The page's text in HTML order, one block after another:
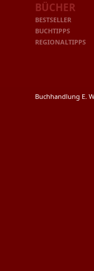
BÜCHER
BESTSELLER
BUCHTIPPS
REGIONALTIPPS
Buchhandlung E.